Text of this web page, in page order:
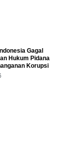
Gagal
Hukum Pidana
Korupsi